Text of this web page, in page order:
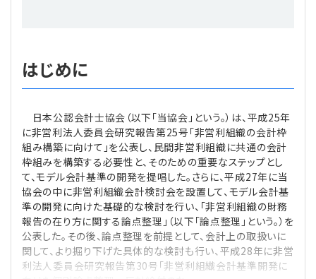
はじめに
日本公認会計士協会（以下「当協会」という。）は、平成25年
に非営利法人委員会研究報告第25号「非営利組織の会計枠
組み構築に向けて」を公表し、民間非営利組織に共通の会計
枠組みを構築する必要性と、そのための重要なステップとし
て、モデル会計基準の開発を提唱した。さらに、平成27年に当
協会の中に非営利組織会計検討会を設置して、モデル会計基
準の開発に向けた基礎的な検討を行い、「非営利組織の財務
報告の在り方に関する論点整理」（以下「論点整理」という。）を
公表した。その後、論点整理を前提として、会計上の取扱いに
関して、より掘り下げた具体的な検討も行い、平成28年に非営
利法人委員会研究報告第30号「非営利組織会計基準開発に